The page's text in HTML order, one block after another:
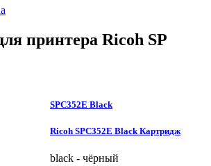
принтера Ricoh SP
SPC352E Black
Ricoh SPC352E Black Картридж
black - чёрный